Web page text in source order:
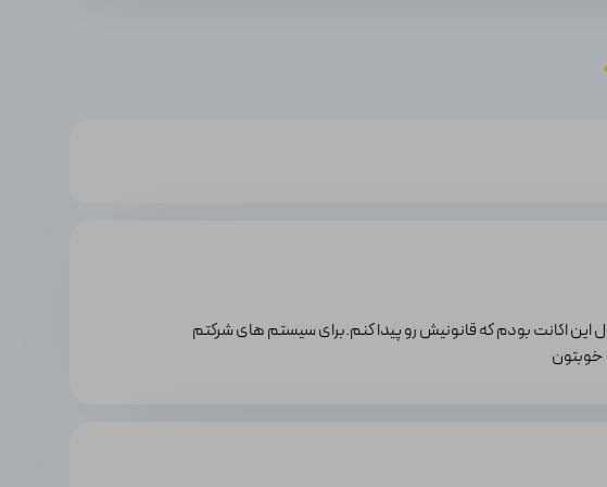
این اکانت بودم که قانونیش رو پیدا کنم.برای سیستم های شرکتم